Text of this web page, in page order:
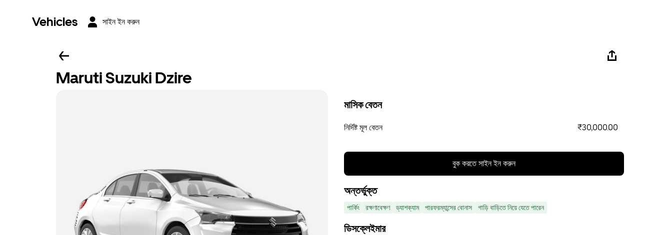
Vehicles সাইন ইন করুন
Maruti Suzuki Dzire
মাসিক বেতন
নির্দিষ্ট মূল বেতন ₹30,000.00
বুক করতে সাইন ইন করুন
অন্তর্ভুক্ত
পার্কিং রক্ষণাবেক্ষণ ড্যাশক্যাম পারফরম্যান্সের বোনাস গাড়ি বাড়িতে নিয়ে যেতে পারেন
ডিসক্লেইমার